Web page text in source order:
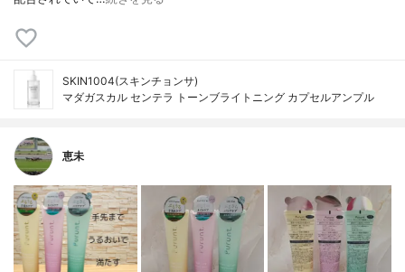
SKIN1004(スキンチョンサ)
マダガスカル センテラ トーンブライトニング カプセルアンプル
恵未